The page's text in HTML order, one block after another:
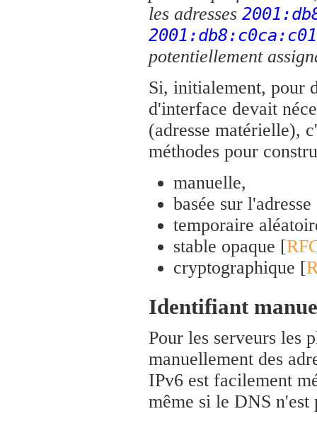
les adresses
potentiellement
Si, initialement, pour
d'interface devait
(adresse matérielle),
méthodes pour
manuelle,
basée sur
temporaire
stable opaque [
cryptographique [
Identifiant
Pour les serveurs les
manuellement des
IPv6 est facilement
même si le DNS n'est